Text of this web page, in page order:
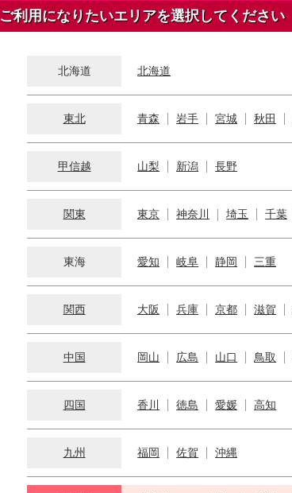
ご利用になりたいエリアを選択してください
北海道 北海道
東北 青森 岩手 宮城 秋田
甲信越 山梨 新潟 長野
関東 東京 神奈川 埼玉 千葉
東海 愛知 岐阜 静岡 三重
関西 大阪 兵庫 京都 滋賀
中国 岡山 広島 山口 鳥取
四国 香川 徳島 愛媛 高知
九州 福岡 佐賀 沖縄